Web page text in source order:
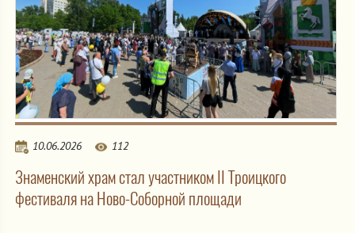
10.06.2026 112
Знаменский храм стал участником II Троицкого
фестиваля на Ново-Соборной площади